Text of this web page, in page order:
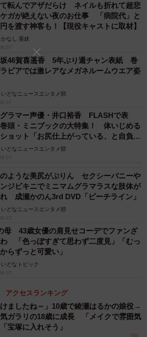
転んでアザだらけ ネイルも折れて超悲
ガが絶えない夜のお仕事 「病院代」と
を渡す神客も！【現役キャストに取材】
かなし 亜妖
坂46賀喜遥香 5年ぶり週チャン表紙 巻
ビアでは激レアなメガネルームウエア姿
いどなニュースエンタメ部
ラマー声優・井口裕香 FLASHで表
頭・ミニブックの大特集！ 体いじめる
ョット「お尻仕上がっている、と自負し
す」「いくつになっても理想の身体でい
いどなニュースエンタメ部
ような美尻がぷりん セクシーバニーや
ジビキニでミニマムグラマラスな肢体が
成瀬かのん3rd DVD「ピーチライン」
いどなニュースエンタメ部
母 43歳女優の肩見せコーデでファンざ
「色っぽすぎて思わず二度見」「むっ
らずっと可愛い」
いどなトピック
アクセスランキング
けましたね～」10歳で綾瀬はるかの娘役→
ガラリの18歳に成長 「メイクで雰囲気
宝塚に入れそう」